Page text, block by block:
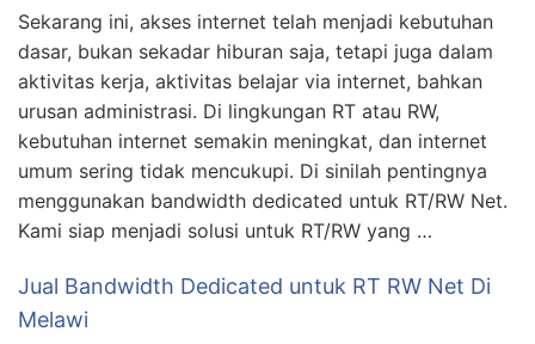
Sekarang ini, akses internet telah menjadi kebutuhan
dasar, bukan sekadar hiburan saja, tetapi juga dalam
aktivitas kerja, aktivitas belajar via internet, bahkan
urusan administrasi. Di lingkungan RT atau RW,
kebutuhan internet semakin meningkat, dan internet
umum sering tidak mencukupi. Di sinilah pentingnya
menggunakan bandwidth dedicated untuk RT/RW Net.
Kami siap menjadi solusi untuk RT/RW yang …
Jual Bandwidth Dedicated untuk RT RW Net Di
Melawi